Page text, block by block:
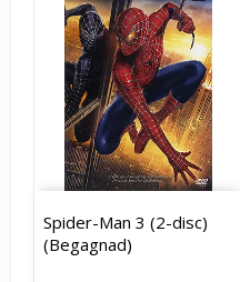
Spider-Man 3 (2-disc)
(Begagnad)